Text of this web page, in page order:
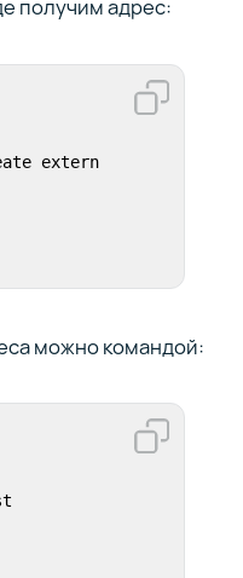
получим адрес:
extern
можно командой: